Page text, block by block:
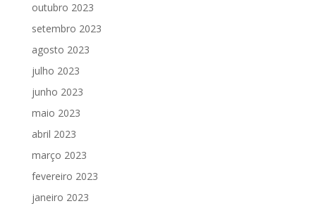
outubro 2023
setembro 2023
agosto 2023
julho 2023
junho 2023
maio 2023
abril 2023
março 2023
fevereiro 2023
janeiro 2023